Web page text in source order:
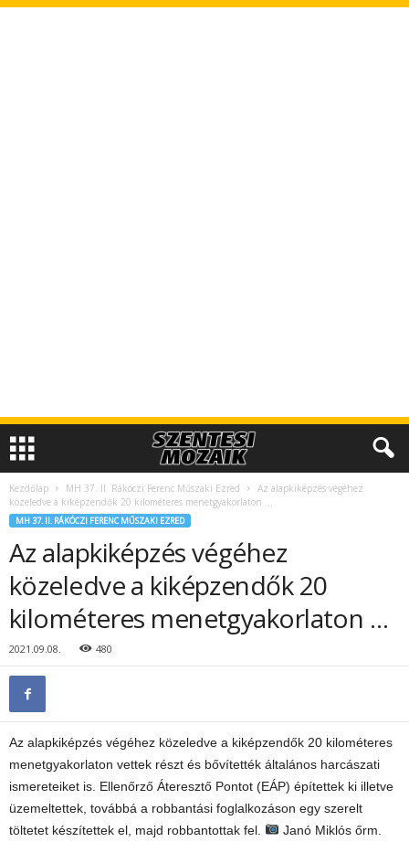
Kezdőlap MH 37. II. Rákóczi Ferenc Műszaki Ezred
Az alapkiképzés végéhez
közeledve a kiképzendők 20 kilométeres menetgyakorlaton …
MH 37. II. RÁKÓCZI FERENC MŰSZAKI EZRED
Az alapkiképzés végéhez
közeledve a kiképzendők 20
kilométeres menetgyakorlaton …
2021.09.08. 480
Az alapkiképzés végéhez közeledve a kiképzendők 20 kilométeres
menetgyakorlaton vettek részt és bővítették általános harcászati
ismereteiket is. Ellenőrző Áteresztő Pontot (EÁP) építettek ki illetve
üzemeltettek, továbbá a robbantási foglalkozáson egy szerelt
töltetet készítettek el, majd robbantottak fel.
Janó Miklós őrm.